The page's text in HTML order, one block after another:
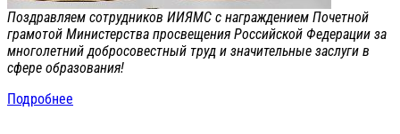
Поздравляем сотрудников ИИЯМС с награждением Почетной
грамотой Министерства просвещения Российской Федерации за
многолетний добросовестный труд и значительные заслуги в
сфере образования!
Подробнее